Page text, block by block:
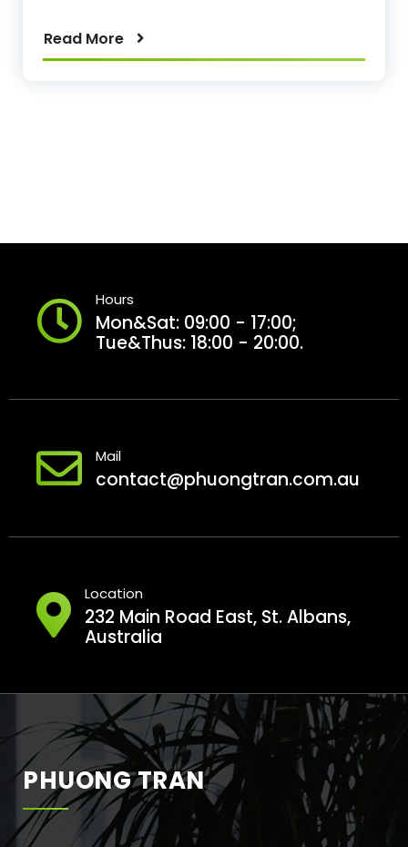
Read More
Hours
Mon&Sat: 09:00 - 17:00;
Tue&Thus: 18:00 - 20:00.
Mail
contact@phuongtran.com.au
Location
232 Main Road East, St. Albans,
Australia
PHUONG TRAN